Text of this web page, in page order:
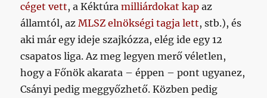
céget vett, a Kéktúramilliárdokat kap az
államtól, azMLSZ elnökségi tagja lett, stb.), és
aki már egy ideje szajkózza, elég ide egy 12
csapatos liga. Az meg legyen merő véletlen,
hogy a Főnök akarata – éppen – pont ugyanez,
Csányi pedig meggyőzhető. Közben pedig